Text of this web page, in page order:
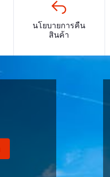
นโยบายการคืน
สินค้า